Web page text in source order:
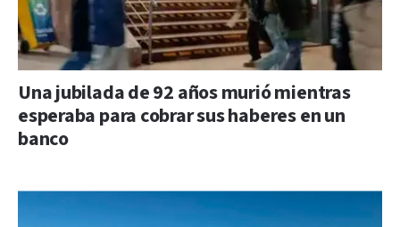
Una jubilada de 92 años murió mientras
esperaba para cobrar sus haberes en un
banco